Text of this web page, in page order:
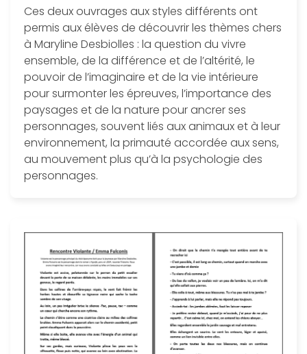
Ces deux ouvrages aux styles différents ont
permis aux élèves de découvrir les thèmes chers
à Maryline Desbiolles : la question du vivre
ensemble, de la différence et de l’altérité, le
pouvoir de l’imaginaire et de la vie intérieure
pour surmonter les épreuves, l’importance des
paysages et de la nature pour ancrer ses
personnages, souvent liés aux animaux et à leur
environnement, la primauté accordée aux sens,
au mouvement plus qu’à la psychologie des
personnages.